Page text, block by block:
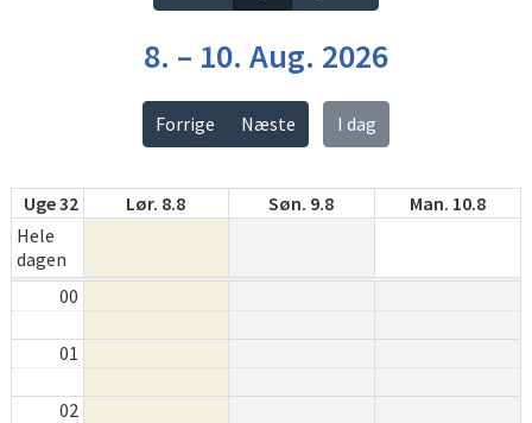
Forrige Næste I dag
8. – 10. Aug. 2026
Uge 32 Lør. 8.8 Søn. 9.8
Man. 10.8
Hele
dagen
00
01
02